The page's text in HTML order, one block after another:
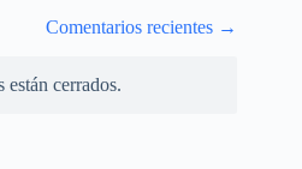
Comentarios recientes →
están cerrados.